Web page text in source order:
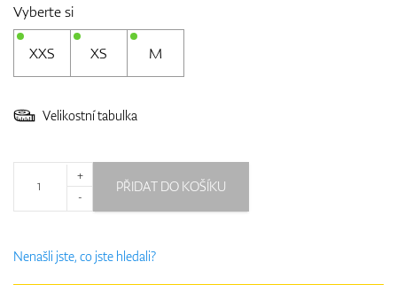
Dárkové poukazy
Vyberte si
XXS XS M
Velikostní tabulka
+
-
PŘIDAT DO KOŠÍKU
Nenašli jste, co jste hledali?